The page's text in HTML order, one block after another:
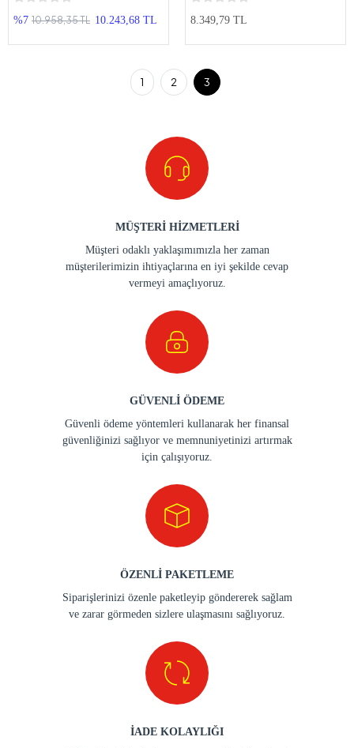
%7 10.958,35 TL 10.243,68 TL 8.349,79 TL
1 2 3
MÜŞTERİ HİZMETLERİ
Müşteri odaklı yaklaşımımızla her zaman
müşterilerimizin ihtiyaçlarına en iyi şekilde cevap
vermeyi amaçlıyoruz.
GÜVENLİ ÖDEME
Güvenli ödeme yöntemleri kullanarak her finansal
güvenliğinizi sağlıyor ve memnuniyetinizi artırmak
için çalışıyoruz.
ÖZENLİ PAKETLEME
Siparişlerinizi özenle paketleyip göndererek sağlam
ve zarar görmeden sizlere ulaşmasını sağlıyoruz.
İADE KOLAYLIĞI